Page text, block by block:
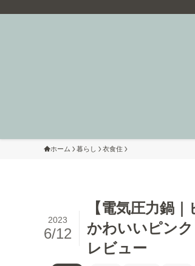
ホーム 暮らし 衣食住
【電気圧力鍋
かわいいピン
レビュー
2023
6/12